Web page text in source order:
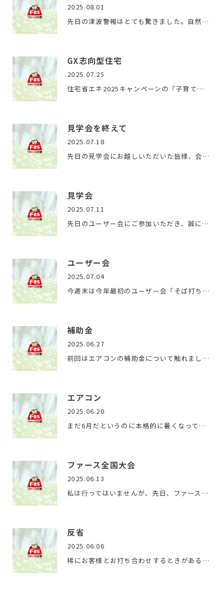
2025.08.01
先日の津波警報はとても驚きました。自然災害は本当にいつくる…
GX志向型住宅
2025.07.25
住宅省エネ2025キャンペーンの「子育てグリーン住宅支援事業」…
見学会を終えて
2025.07.18
先日の見学会にお越しいただいた皆様、会場をお貸しくださった…
見学会
2025.07.11
先日のユーザー会にご参加いただき、誠にありがとうございまし…
ユーザー会
2025.07.04
今週末は今年最初のユーザー会「そば打ち体験」です。なかなか…
補助金
2025.06.27
前回はエアコンの補助金について触れましたが、今回は住宅省エ…
エアコン
2025.06.20
まだ6月だというのに本格的に暑くなってきました。7～9月がどの…
ファース全国大会
2025.06.13
私は行ってはいませんが、先日、ファース全国大会が開催されま…
反省
2025.06.06
稀にお客様とお打ち合わせするときがあるのですが、反省するこ…